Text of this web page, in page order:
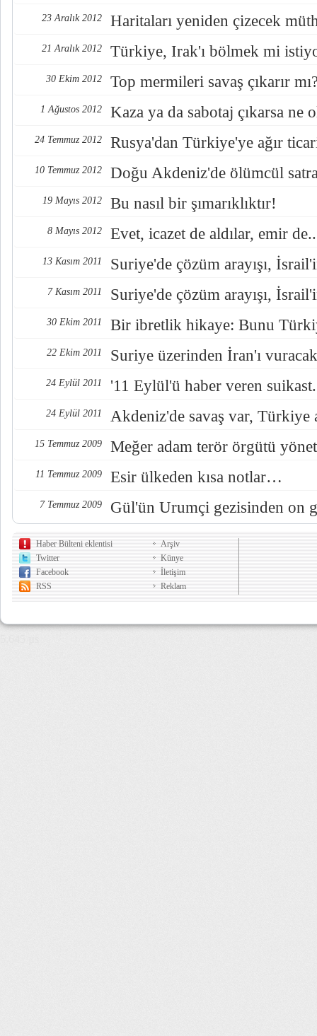
23 Aralık 2012 Haritaları yeniden çizecek
21 Aralık 2012 Türkiye, Irak'ı bölmek mi
30 Ekim 2012 Top mermileri savaş çıkarır
1 Ağustos 2012 Kaza ya da sabotaj çıkarsa ne
24 Temmuz 2012 Rusya'dan Türkiye'ye ağır
10 Temmuz 2012 Doğu Akdeniz'de ölümcül
19 Mayıs 2012 Bu nasıl bir şımarıklıktır!
8 Mayıs 2012 Evet, icazet de aldılar, emir de..
13 Kasım 2011 Suriye'de çözüm arayışı,
7 Kasım 2011 Suriye'de çözüm arayışı,
30 Ekim 2011 Bir ibretlik hikaye: Bunu
22 Ekim 2011 Suriye üzerinden İran'ı
24 Eylül 2011 '11 Eylül'ü haber veren
24 Eylül 2011 Akdeniz'de savaş var, Türkiye
15 Temmuz 2009 Meğer adam terör örgütü
11 Temmuz 2009 Esir ülkeden kısa notlar…
7 Temmuz 2009 Gül'ün Urumçi gezisinden on
Haber Bülteni eklentisi
Twitter
Facebook
RSS
Arşiv
Künye
İletişim
Reklam